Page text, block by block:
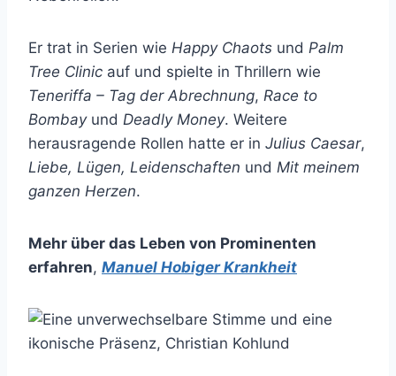
Er trat in Serien wie Happy Chaots und Palm
Tree Clinic auf und spielte in Thrillern wie
Teneriffa – Tag der Abrechnung, Race to
Bombayund Deadly Money. Weitere
herausragende Rollen hatte er in Julius Caesar,
Liebe, Lügen, Leidenschaften und Mit meinem
ganzen Herzen.
Mehr über das Leben von Prominenten
erfahren, Manuel Hobiger Krankheit